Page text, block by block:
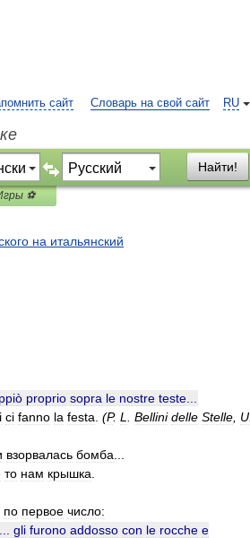
RU
сайт Словарь на свой сайт
Найти!
⚽
на итальянский
proprio sopra le nostre teste
ci fanno la festa (P. L Bellini delle Stelle U
взорвалась бомба
то нам крышка
по первое число:
gli furono addosso con le rocche e